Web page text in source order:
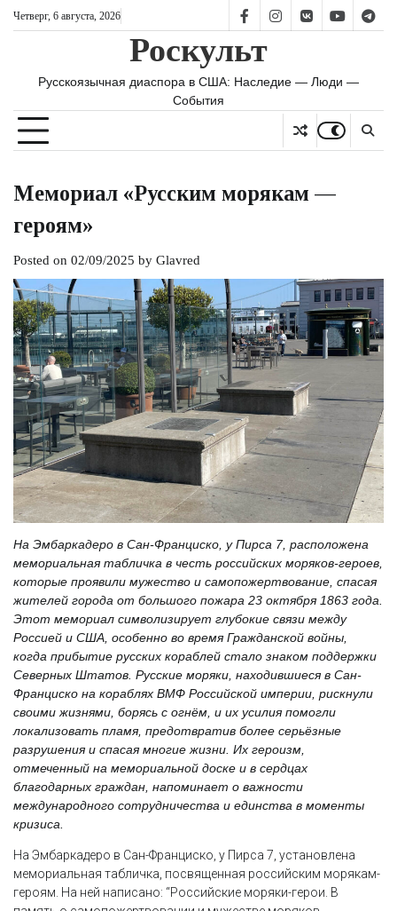
SkipЧетверг, 6 августа, 2026
FB IS vk YT TG
Роскульт
Русскоязычная диаспора в США: Наследие — Люди —
События
Мемориал «Русским морякам —
героям»
Posted on 02/09/2025 by Glavred
На Эмбаркадеро в Сан-Франциско, у Пирса 7, расположена
мемориальная табличка в честь российских моряков-героев,
которые проявили мужество и самопожертвование, спасая
жителей города от большого пожара 23 октября 1863 года.
Этот мемориал символизирует глубокие связи между
Россией и США, особенно во время Гражданской войны,
когда прибытие русских кораблей стало знаком поддержки
Северных Штатов. Русские моряки, находившиеся в Сан-
Франциско на кораблях ВМФ Российской империи, рискнули
своими жизнями, борясь с огнём, и их усилия помогли
локализовать пламя, предотвратив более серьёзные
разрушения и спасая многие жизни. Их героизм,
отмеченный на мемориальной доске и в сердцах
благодарных граждан, напоминает о важности
международного сотрудничества и единства в моменты
кризиса.
На Эмбаркадеро в Сан-Франциско, у Пирса 7, установлена
мемориальная табличка, посвященная российским морякам-
героям. На ней написано: “Российские моряки-герои. В